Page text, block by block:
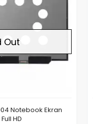
Out
Notebook Ekran
HD